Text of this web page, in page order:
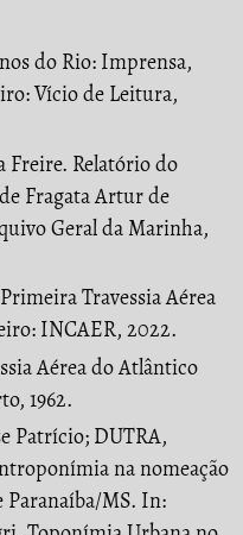
do Rio: Imprensa,
Vício de Leitura,
Freire. Relatório do
Fragata Artur de
Geral da Marinha,
Travessia Aérea
INCAER, 2022.
Aérea do Atlântico
1962.
Patrício; DUTRA,
na nomeação
Paranaíba/MS. In: